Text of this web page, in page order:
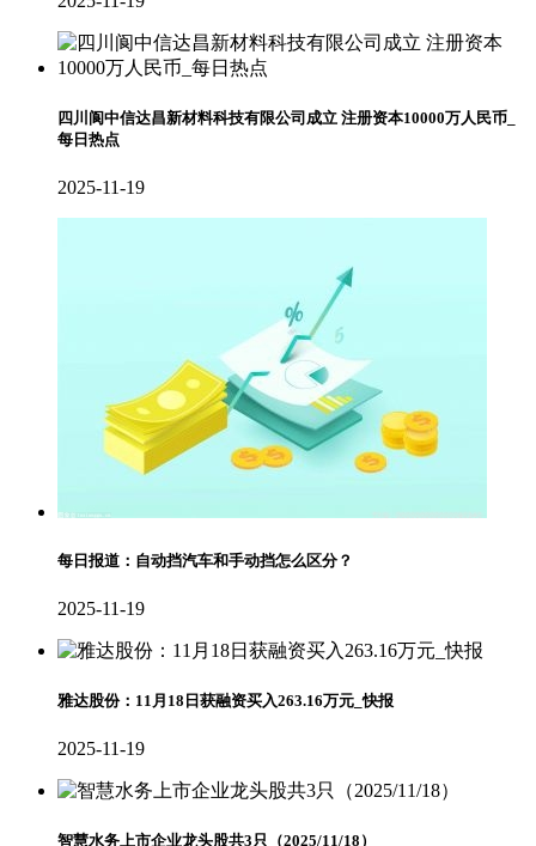
四川阆中信达昌新材料科技有限公司成立 注册资本10000万人民币_
每日热点
2025-11-19
每日报道：自动挡汽车和手动挡怎么区分？
2025-11-19
雅达股份：11月18日获融资买入263.16万元_快报
2025-11-19
智慧水务上市企业龙头股共3只（2025/11/18）